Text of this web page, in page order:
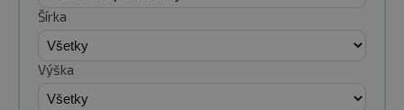
Šírka
Výška